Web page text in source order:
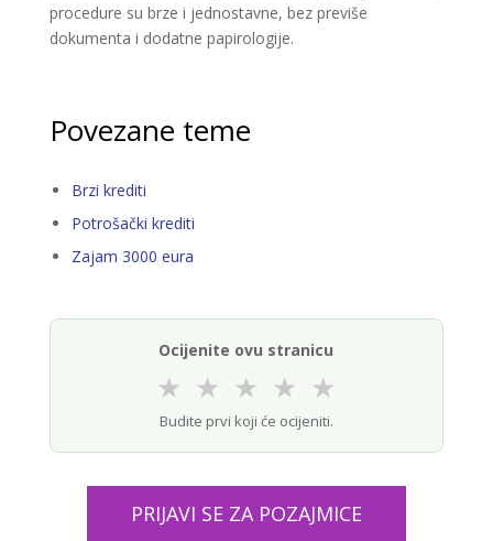
procedure su brze i jednostavne, bez previše
dokumenta i dodatne papirologije.
Povezane teme
Brzi krediti
Potrošački krediti
Zajam 3000 eura
Ocijenite ovu stranicu
★ ★ ★ ★ ★
Budite prvi koji će ocijeniti.
PRIJAVI SE ZA POZAJMICE